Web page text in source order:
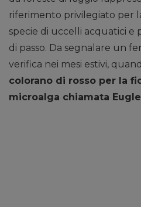
riferimento privilegiato per
specie di uccelli acquatici e
di passo. Da segnalare un
verifica nei mesi estivi,
colorano di rosso per la
microalga chiamata